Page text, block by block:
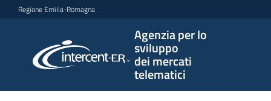
Vai al contenuto
Vai alla navigazione
Vai al footer
Regione Emilia-Romagna
Agenzia per lo
sviluppo
dei mercati
telematici
per lo
sviluppo